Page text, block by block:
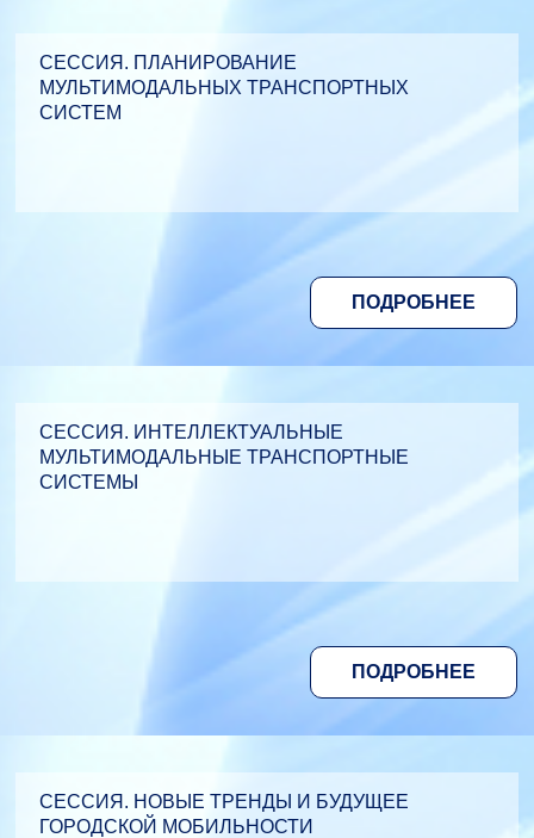
СЕССИЯ. ПЛАНИРОВАНИЕ
МУЛЬТИМОДАЛЬНЫХ ТРАНСПОРТНЫХ
СИСТЕМ
ПОДРОБНЕЕ
СЕССИЯ. ИНТЕЛЛЕКТУАЛЬНЫЕ
МУЛЬТИМОДАЛЬНЫЕ ТРАНСПОРТНЫЕ
СИСТЕМЫ
ПОДРОБНЕЕ
СЕССИЯ. НОВЫЕ ТРЕНДЫ И БУДУЩЕЕ
ГОРОДСКОЙ МОБИЛЬНОСТИ